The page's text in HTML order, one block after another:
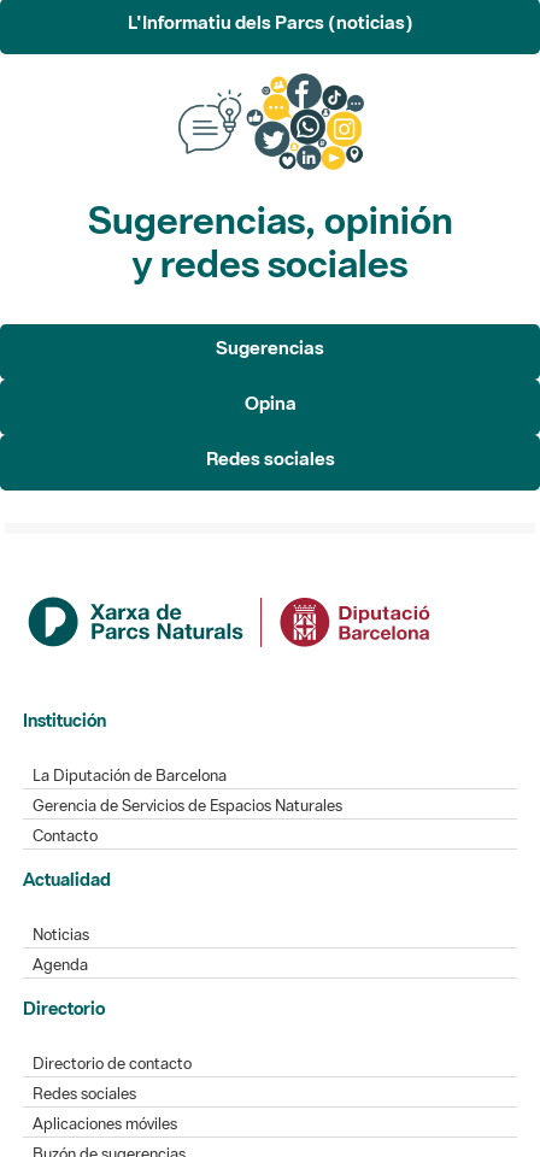
L'Informatiu dels Parcs (noticias)
Sugerencias, opinión
y redes sociales
Sugerencias
Opina
Redes sociales
Institución
La Diputación de Barcelona
Gerencia de Servicios de Espacios Naturales
Contacto
Actualidad
Noticias
Agenda
Directorio
Directorio de contacto
Redes sociales
Aplicaciones móviles